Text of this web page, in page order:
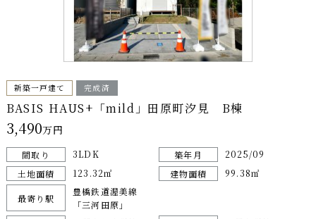
新築一戸建て 完成済
BASIS HAUS+「mild」田原町汐見 B棟
3,490万円
間取り 3LDK 築年月
2025/09
土地面積
123.32㎡ 建物面積 99.38㎡
最寄り駅
豊橋鉄道渥美線
「三河田原」